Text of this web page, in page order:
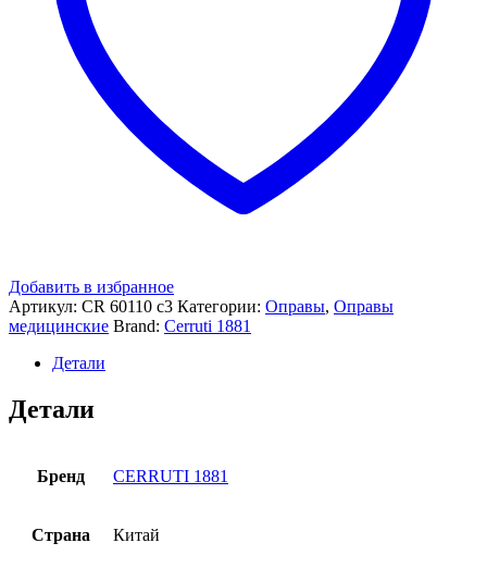
Добавить в избранное
Артикул: CR 60110 c3 Категории: Оправы, Оправы
медицинские Brand: Cerruti 1881
Детали
Детали
Бренд CERRUTI 1881
Страна Китай